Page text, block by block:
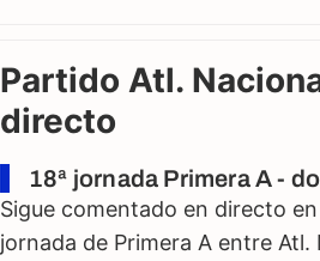
Partido Atl.
directo
18ª jornada Primera A -
Sigue comentado en directo
jornada de Primera A entre